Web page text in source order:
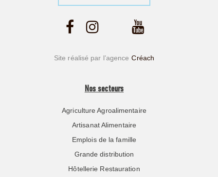
Site réalisé par l’agence Créach
Nos secteurs
Agriculture Agroalimentaire
Artisanat Alimentaire
Emplois de la famille
Grande distribution
Hôtellerie Restauration